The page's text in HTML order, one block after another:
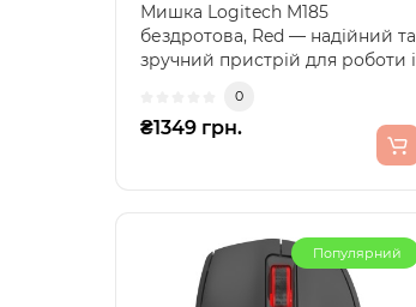
Мишка Logitech M185
бездротова, Red — надійний та
зручний пристрій для роботи і
0
₴1349 грн.
Популярний